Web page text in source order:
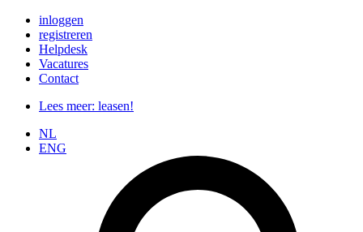
naar
inhoud
inloggen
registreren
Helpdesk
Vacatures
Contact
Lees meer: leasen!
NL
ENG